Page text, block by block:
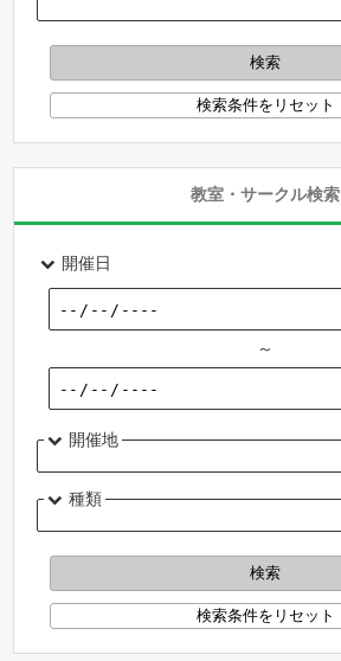
教室・サークル検索
開催日
～
開催地
種類